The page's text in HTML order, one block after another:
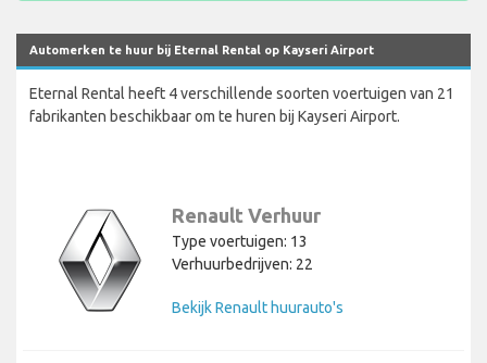
Automerken te huur bij Eternal Rental op Kayseri Airport
Eternal Rental heeft 4 verschillende soorten voertuigen van 21
fabrikanten beschikbaar om te huren bij Kayseri Airport.
Renault Verhuur
Type voertuigen: 13
Verhuurbedrijven: 22
Bekijk Renault huurauto's